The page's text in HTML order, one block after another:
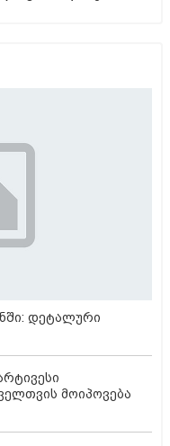
დეტალური
მოიპოვება